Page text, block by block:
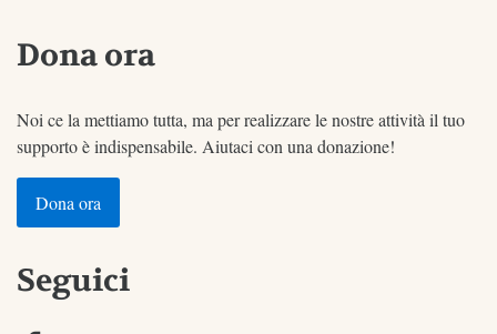
Dona ora
Noi ce la mettiamo tutta, ma per realizzare le nostre attività il tuo
supporto è indispensabile. Aiutaci con una donazione!
Dona ora
Seguici